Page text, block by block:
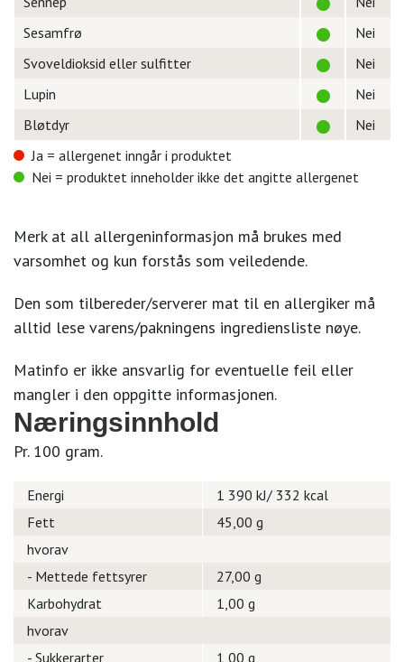
Sesamfrø
Nei
Svoveldioksid eller sulfitter
Nei
Lupin
Nei
Bløtdyr
Nei
Ja = allergenet inngår i produktet
Nei = produktet inneholder ikke det angitte allergenet
Merk at all allergeninformasjon må brukes med
varsomhet og kun forstås som veiledende.
Den som tilbereder/serverer mat til en allergiker må
alltid lese varens/pakningens ingrediensliste nøye.
Matinfo er ikke ansvarlig for eventuelle feil eller
mangler i den oppgitte informasjonen.
Næringsinnhold
Pr. 100 gram.
Energi
1 390 kJ/ 332 kcal
Fett
45,00 g
hvorav
- Mettede fettsyrer
27,00 g
Karbohydrat
1,00 g
hvorav
- Sukkerarter
1,00 g